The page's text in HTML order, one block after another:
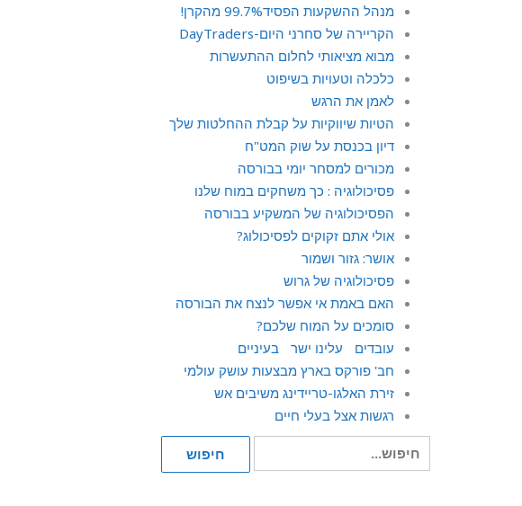
מנהל ההשקעות הפסיד99.7% מהקרן!
הקריירה של סחרני היום-DayTraders
מבוא מציאותי לחלום ההתעשרות
כלכלה וטעויות בשיפוט
לאמן את הרגש
הטיות שיווקיות על קבלת ההחלטות שלך
דיון בכנסת על שוק המט"ח
מכורים למסחר יומי בבורסה
פסיכולוגיה : כך משחקים במוח שלנו
הפסיכולוגיה של המשקיע בבורסה
אולי אתם זקוקים לפסיכולוג?
אושר: גזור ושמור
פסיכולוגיה של גרוש
האם באמת אי אפשר לנצח את הבורסה
סומכים על המוח שלכם?
עובדים עלינו ישר בעיניים
חב' פורקס בארץ מבצעות עושק עולמי
זירת האלגו-טריידינג משיבים אש
רגשות אצל בעלי חיים
עבור:
חיפוש